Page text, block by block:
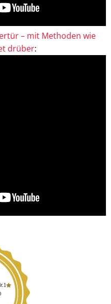
– mit Methoden wie
drüber: